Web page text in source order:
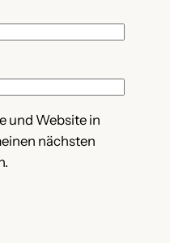
und Website in
nächsten